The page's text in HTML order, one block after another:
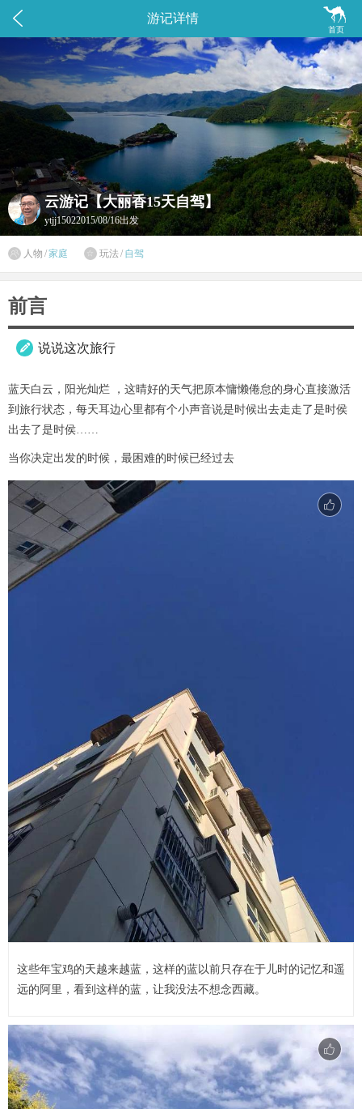
 
首页
游记详情
云游记【大丽香15天自驾】
ytjj15022015/08/16出发
 人物 /家庭  玩法 / 自驾
前言
 说说这次旅行
蓝天白云，阳光灿烂 ，这晴好的天气把原本慵懒倦怠的身心直接激活
到旅行状态，每天耳边心里都有个小声音说是时候出去走走了是时侯
出去了是时侯……
当你决定出发的时候，最困难的时候已经过去
这些年宝鸡的天越来越蓝，这样的蓝以前只存在于儿时的记忆和遥
远的阿里，看到这样的蓝，让我没法不想念西藏。